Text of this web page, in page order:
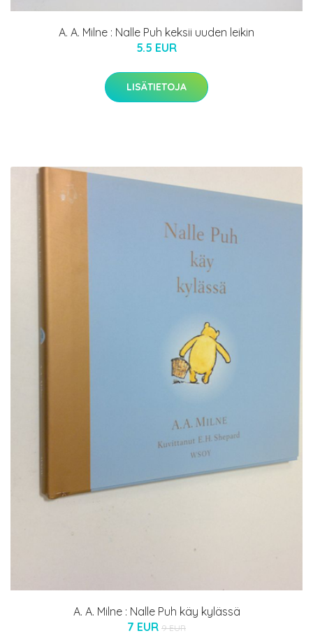
A. A. Milne : Nalle Puh keksii uuden leikin
5.5 EUR
LISÄTIETOJA
A. A. Milne : Nalle Puh käy kylässä
7 EUR 9 EUR